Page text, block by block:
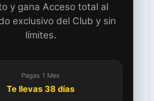
y gana Acceso total al
exclusivo del Club y sin
límites.
Pagas 1 Mes
Te llevas 38 días